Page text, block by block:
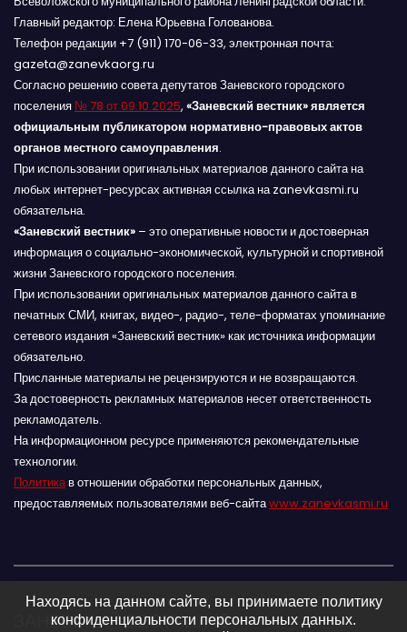
Главный редактор: Елена Юрьевна Голованова.
Телефон редакции +7 (911) 170-06-33, электронная почта:
gazeta@zanevkaorg.ru
Согласно решению совета депутатов Заневского городского
поселения № 78 от 09.10.2025, «Заневский вестник» является
официальным публикатором нормативно-правовых актов
органов местного самоуправления.
При использовании оригинальных материалов данного сайта на
любых интернет-ресурсах активная ссылка на zanevkasmi.ru
обязательна.
«Заневский вестник» – это оперативные новости и достоверная
информация о социально-экономической, культурной и спортивной
жизни Заневского городского поселения.
При использовании оригинальных материалов данного сайта в
печатных СМИ, книгах, видео-, радио-, теле-форматах упоминание
сетевого издания «Заневский вестник» как источника информации
обязательно.
Присланные материалы не рецензируются и не возвращаются.
За достоверность рекламных материалов несет ответственность
рекламодатель.
На информационном ресурсе применяются рекомендательные
технологии.
Политикав отношении обработки персональных данных,
предоставляемых пользователями веб-сайтаwww.zanevkasmi.ru
ЗАНЕВСКИЙ ВЕСТНИК 16+
Находясь на данном сайте, вы принимаете политику
конфиденциальности персональных данных.